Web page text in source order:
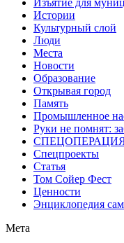
Истории
Культурный слой
Люди
Места
Новости
Образование
Открывая город
Память
Промышленное
Руки не помнят:
Спецпроекты
Статья
Том Сойер Фест
Ценности
Энциклопедия
Мета